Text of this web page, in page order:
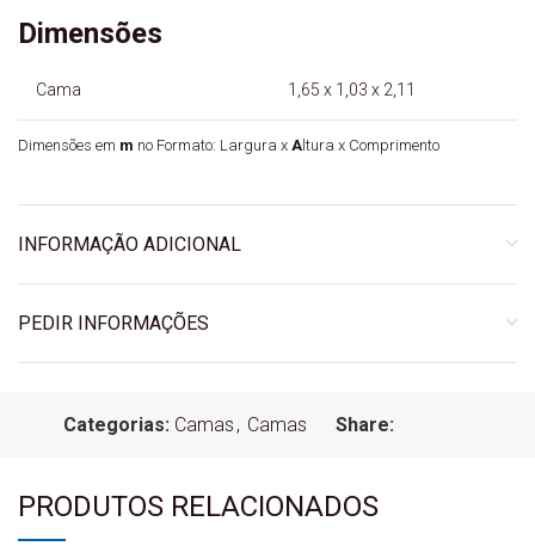
Dimensões
Cama 1,65 x 1,03 x 2,11
Dimensões em m no Formato: Largura x Altura x Comprimento
INFORMAÇÃO ADICIONAL
PEDIR INFORMAÇÕES
Categorias: Camas , Camas Share:
PRODUTOS RELACIONADOS